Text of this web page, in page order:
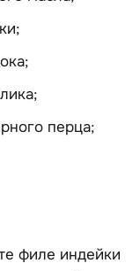
перца;
филе индейки